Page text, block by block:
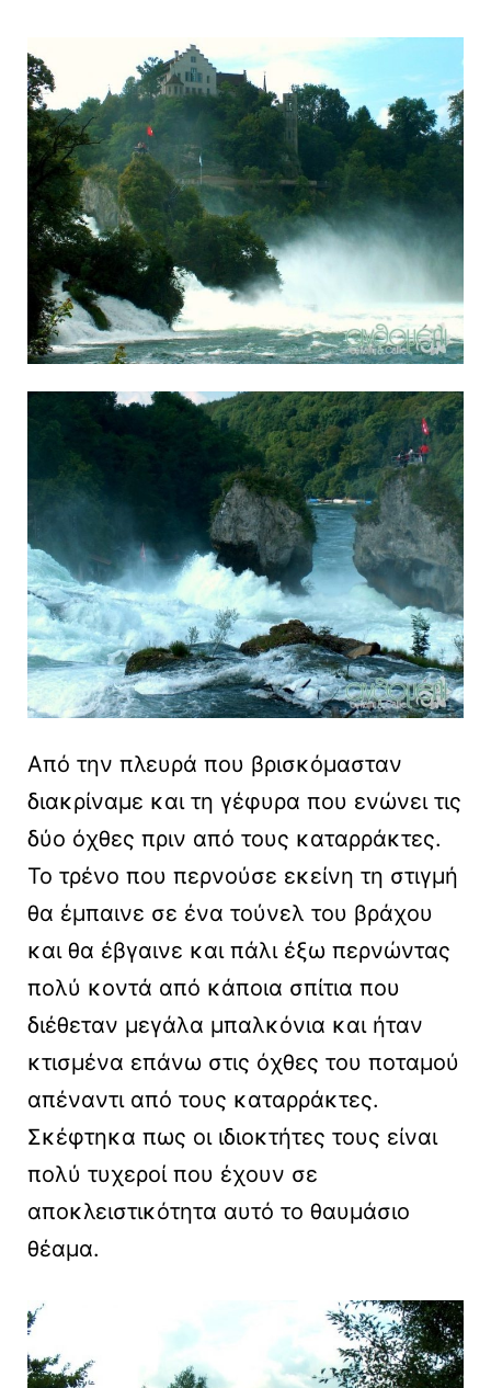
Από την πλευρά που βρισκόμασταν
διακρίναμε και τη γέφυρα που ενώνει τις
δύο όχθες πριν από τους καταρράκτες.
Το τρένο που περνούσε εκείνη τη στιγμή
θα έμπαινε σε ένα τούνελ του βράχου
και θα έβγαινε και πάλι έξω περνώντας
πολύ κοντά από κάποια σπίτια που
διέθεταν μεγάλα μπαλκόνια και ήταν
κτισμένα επάνω στις όχθες του ποταμού
απέναντι από τους καταρράκτες.
Σκέφτηκα πως οι ιδιοκτήτες τους είναι
πολύ τυχεροί που έχουν σε
αποκλειστικότητα αυτό το θαυμάσιο
θέαμα.